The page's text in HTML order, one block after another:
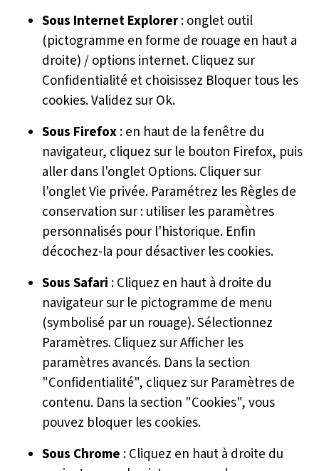
Sous Internet Explorer: onglet outil
(pictogramme en forme de rouage en haut a
droite) / options internet. Cliquez sur
Confidentialité et choisissez Bloquer tous les
cookies. Validez sur Ok.
Sous Firefox: en haut de la fenêtre du
navigateur, cliquez sur le bouton Firefox, puis
aller dans l'onglet Options. Cliquer sur
l'onglet Vie privée. Paramétrez les Règles de
conservation sur : utiliser les paramètres
personnalisés pour l'historique. Enfin
décochez-la pour désactiver les cookies.
Sous Safari : Cliquez en haut à droite du
navigateur sur le pictogramme de menu
(symbolisé par un rouage). Sélectionnez
Paramètres. Cliquez sur Afficher les
paramètres avancés. Dans la section
"Confidentialité", cliquez sur Paramètres de
contenu. Dans la section "Cookies", vous
pouvez bloquer les cookies.
Sous Chrome : Cliquez en haut à droite du